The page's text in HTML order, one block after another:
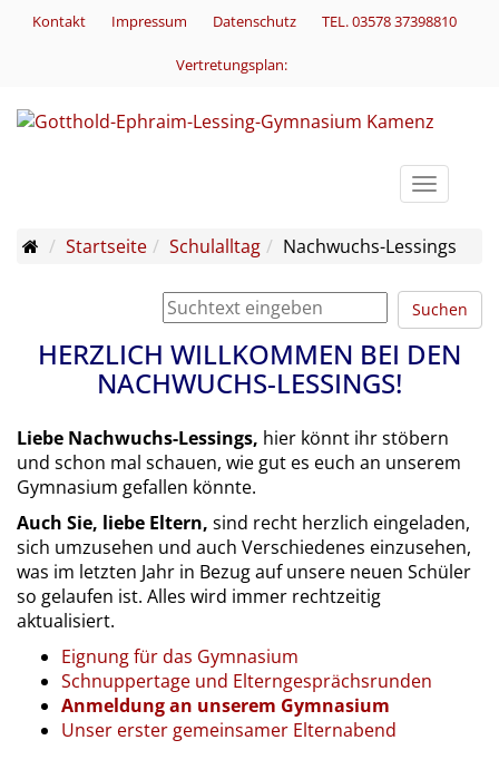
Kontakt Impressum Datenschutz TEL. 03578 37398810
Vertretungsplan:
Toggle
Startseite
Schulalltag Nachwuchs-Lessings
Suchen
HERZLICH WILLKOMMEN BEI DEN
NACHWUCHS-LESSINGS!
Liebe Nachwuchs-Lessings, hier könnt ihr stöbern
und schon mal schauen, wie gut es euch an unserem
Gymnasium gefallen könnte.
Auch Sie, liebe Eltern, sind recht herzlich eingeladen,
sich umzusehen und auch Verschiedenes einzusehen,
was im letzten Jahr in Bezug auf unsere neuen Schüler
so gelaufen ist. Alles wird immer rechtzeitig
aktualisiert.
Eignung für das Gymnasium
Schnuppertage und Elterngesprächsrunden
Anmeldung an unserem Gymnasium
Unser erster gemeinsamer Elternabend